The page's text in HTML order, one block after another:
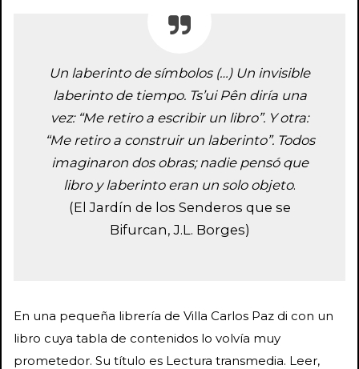
Un laberinto de símbolos (…) Un invisible
laberinto de tiempo. Ts’ui Pên diría una
vez: “Me retiro a escribir un libro”. Y otra:
“Me retiro a construir un laberinto”. Todos
imaginaron dos obras; nadie pensó que
libro y laberinto eran un solo objeto.
(El Jardín de los Senderos que se
Bifurcan, J.L. Borges)
En una pequeña librería de Villa Carlos Paz di con un
libro cuya tabla de contenidos lo volvía muy
prometedor. Su título es Lectura transmedia. Leer,